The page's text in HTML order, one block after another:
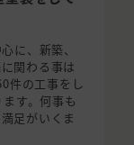
に、新築、
関わる事は
件の工事をし
す。何事も
足がいくま